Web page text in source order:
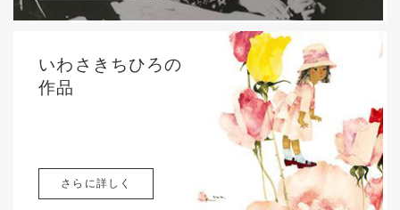
いわさきちひろの
作品
さらに詳しく